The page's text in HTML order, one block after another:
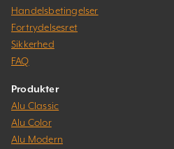
Handelsbetingelser
Fortrydelsesret
Sikkerhed
FAQ
Produkter
Alu Classic
Alu Color
Alu Modern